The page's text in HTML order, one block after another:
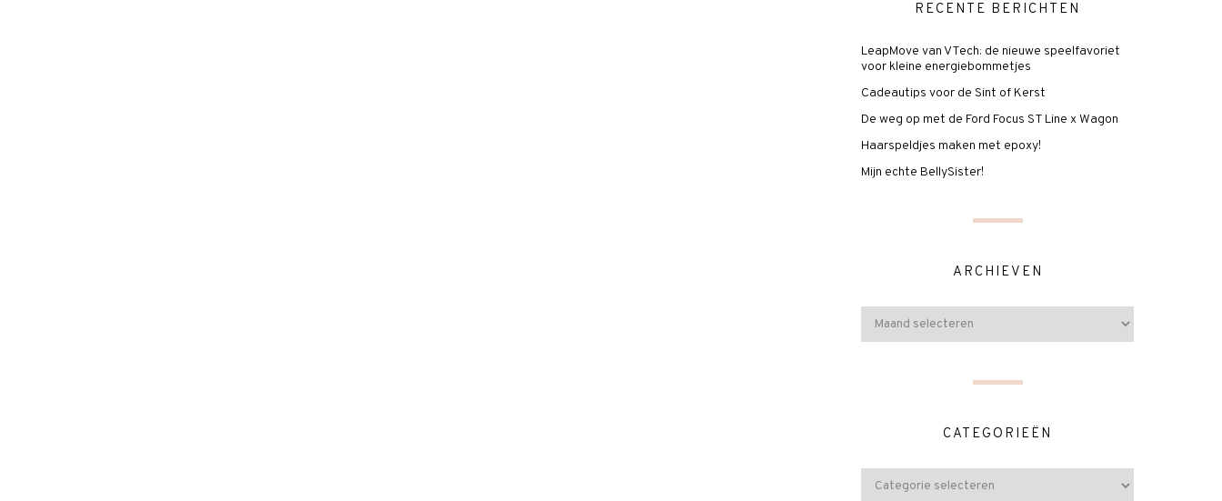
RECENTE BERICHTEN
LeapMove van VTech: de nieuwe speelfavoriet
voor kleine energiebommetjes
Cadeautips voor de Sint of Kerst
De weg op met de Ford Focus ST Line x Wagon
Haarspeldjes maken met epoxy!
Mijn echte BellySister!
ARCHIEVEN
CATEGORIEËN